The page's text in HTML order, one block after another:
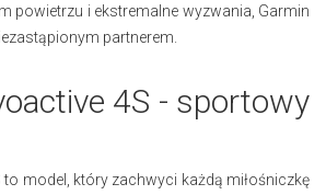
powietrzu i ekstremalne wyzwania, Garmin
partnerem.
4S - sportowy
to model, który zachwyci każdą miłośniczkę